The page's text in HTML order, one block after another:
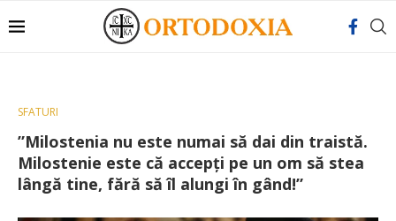
SFATURI
”Milostenia nu este numai să dai din traistă.
Milostenie este că accepţi pe un om să stea
lângă tine, fără să îl alungi în gând!”